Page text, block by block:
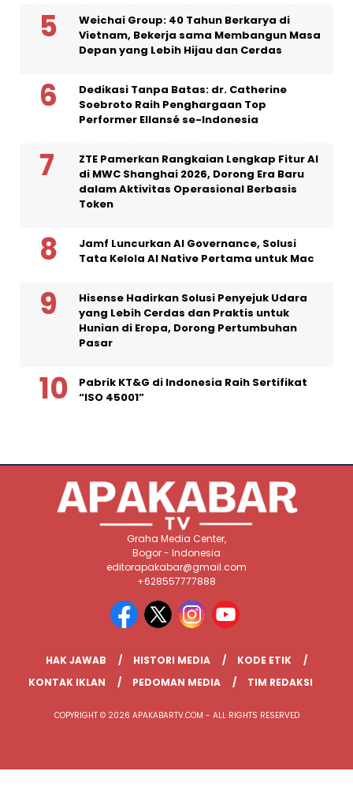
Weichai Group: 40 Tahun Berkarya di
Vietnam, Bekerja sama Membangun Masa
Depan yang Lebih Hijau dan Cerdas
Dedikasi Tanpa Batas: dr. Catherine
Soebroto Raih Penghargaan Top
Performer Ellansé se-Indonesia
ZTE Pamerkan Rangkaian Lengkap Fitur AI
di MWC Shanghai 2026, Dorong Era Baru
dalam Aktivitas Operasional Berbasis
Token
Jamf Luncurkan AI Governance, Solusi
Tata Kelola AI Native Pertama untuk Mac
Hisense Hadirkan Solusi Penyejuk Udara
yang Lebih Cerdas dan Praktis untuk
Hunian di Eropa, Dorong Pertumbuhan
Pasar
Pabrik KT&G di Indonesia Raih Sertifikat
“ISO 45001”
Graha Media Center,
Bogor - Indonesia
editorapakabar@gmail.com
+628557777888
HAK JAWAB HISTORI MEDIA
KODE ETIK
KONTAK IKLAN
PEDOMAN MEDIA TIM REDAKSI
COPYRIGHT © 2026 APAKABARTV.COM - ALL RIGHTS RESERVED